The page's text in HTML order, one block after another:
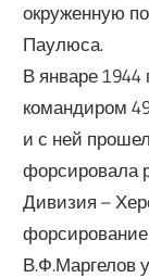
окруженную
Паулюса.
В январе
командиром
и с ней
форсировала
Дивизия –
форсирование
В.Ф.Маргелов